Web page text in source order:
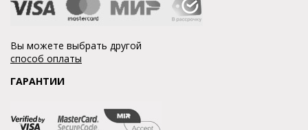
Вы можете выбрать другой
способ оплаты
ГАРАНТИИ